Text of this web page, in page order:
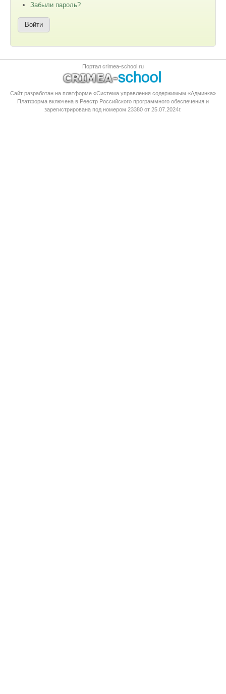
Забыли пароль?
Портал crimea-school.ru
Сайт разработан на платформе «Система управления содержимым «Админка»
Платформа включена в Реестр Российского программного обеспечения и
зарегистрирована под номером 23380 от 25.07.2024г.